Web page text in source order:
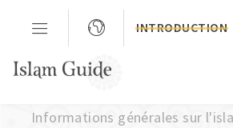
INTRODUCTION
Informations générales sur